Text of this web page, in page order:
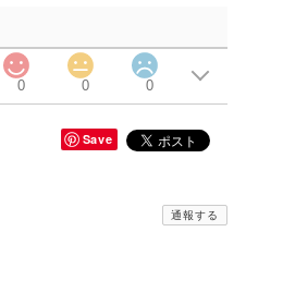
0 0 0
Save
通報する